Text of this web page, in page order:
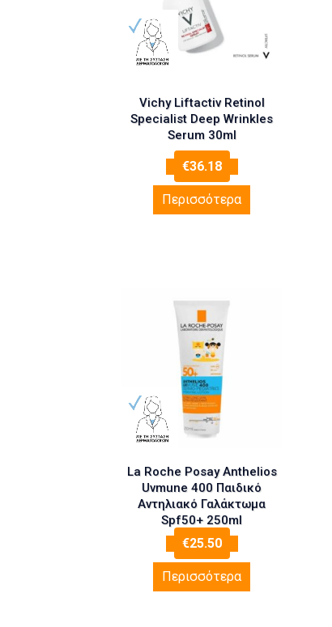
Vichy Liftactiv Retinol
Specialist Deep Wrinkles
Serum 30ml
€36.18
Περισσότερα
La Roche Posay Anthelios
Uvmune 400 Παιδικό
Αντηλιακό Γαλάκτωμα
Spf50+ 250ml
€25.50
Περισσότερα